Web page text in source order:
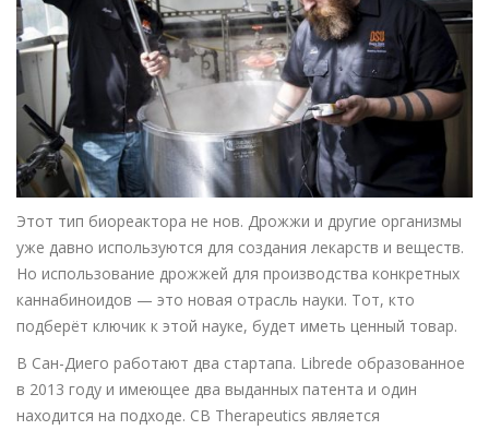
Этот тип биореактора не нов. Дрожжи и другие организмы
уже давно используются для создания лекарств и веществ.
Но использование дрожжей для производства конкретных
каннабиноидов — это новая отрасль науки. Тот, кто
подберёт ключик к этой науке, будет иметь ценный товар.
В Сан-Диего работают два стартапа. Librede образованное
в 2013 году и имеющее два выданных патента и один
находится на подходе. CB Therapeutics является